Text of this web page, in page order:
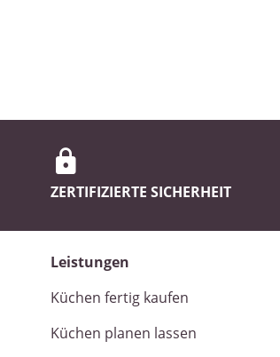
ZERTIFIZIERTE SICHERHEIT
Leistungen
Küchen fertig kaufen
Küchen planen lassen